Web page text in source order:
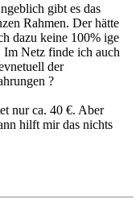
gibt es das
Rahmen. Der hätte
dazu keine 100% ige
Im Netz finde ich auch
der
?
nur ca. 40 €. Aber
hilft mir das nichts